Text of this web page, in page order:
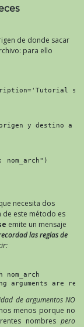
de donde sacar
para ello
y destino a
nom_arch")
necesita dos
de este método es
emite un mensaje
las reglas de
are
de argumentos NO
menos porque no
nombres pero